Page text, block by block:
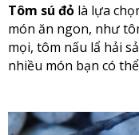
Tôm sú đỏ là lựa
món ăn ngon, như
mọi, tôm nấu lẩ hải
nhiều món bạn có